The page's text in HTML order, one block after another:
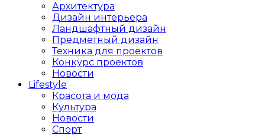
Архитектура
Дизайн интерьера
Ландшафтный дизайн
Предметный дизайн
Техника для проектов
Конкурс проектов
Новости
Lifestyle
Красота и мода
Культура
Новости
Спорт